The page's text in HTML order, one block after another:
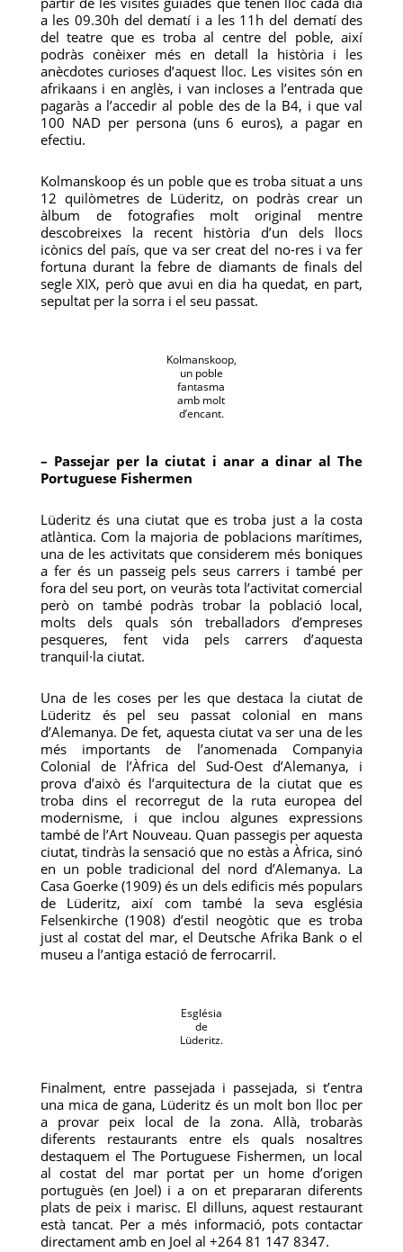
a les 09.30h del dematí i a les 11h del dematí des
del teatre que es troba al centre del poble, així
podràs conèixer més en detall la història i les
anècdotes curioses d’aquest lloc. Les visites són en
afrikaans i en anglès, i van incloses a l’entrada que
pagaràs a l’accedir al poble des de la B4, i que val
100 NAD per persona (uns 6 euros), a pagar en
efectiu.
Kolmanskoop és un poble que es troba situat a uns
12 quilòmetres de Lüderitz, on podràs crear un
àlbum de fotografies molt original mentre
descobreixes la recent història d’un dels llocs
icònics del país, que va ser creat del no-res i va fer
fortuna durant la febre de diamants de finals del
segle XIX, però que avui en dia ha quedat, en part,
sepultat per la sorra i el seu passat.
Kolmanskoop,
un poble
fantasma
amb molt
d’encant.
– Passejar per la ciutat i anar a dinar al The
Portuguese Fishermen
Lüderitz és una ciutat que es troba just a la costa
atlàntica. Com la majoria de poblacions marítimes,
una de les activitats que considerem més boniques
a fer és un passeig pels seus carrers i també per
fora del seu port, on veuràs tota l’activitat comercial
però on també podràs trobar la població local,
molts dels quals són treballadors d’empreses
pesqueres, fent vida pels carrers d’aquesta
tranquil·la ciutat.
Una de les coses per les que destaca la ciutat de
Lüderitz és pel seu passat colonial en mans
d’Alemanya. De fet, aquesta ciutat va ser una de les
més importants de l’anomenada Companyia
Colonial de l’Àfrica del Sud-Oest d’Alemanya, i
prova d’això és l’arquitectura de la ciutat que es
troba dins el recorregut de la ruta europea del
modernisme, i que inclou algunes expressions
també de l’Art Nouveau. Quan passegis per aquesta
ciutat, tindràs la sensació que no estàs a Àfrica, sinó
en un poble tradicional del nord d’Alemanya. La
Casa Goerke (1909) és un dels edificis més populars
de Lüderitz, així com també la seva església
Felsenkirche (1908) d’estil neogòtic que es troba
just al costat del mar, el Deutsche Afrika Bank o el
museu a l’antiga estació de ferrocarril.
Església
de
Lüderitz.
Finalment, entre passejada i passejada, si t’entra
una mica de gana, Lüderitz és un molt bon lloc per
a provar peix local de la zona. Allà, trobaràs
diferents restaurants entre els quals nosaltres
destaquem el The Portuguese Fishermen, un local
al costat del mar portat per un home d’origen
portuguès (en Joel) i a on et prepararan diferents
plats de peix i marisc. El dilluns, aquest restaurant
està tancat. Per a més informació, pots contactar
directament amb en Joel al +264 81 147 8347.